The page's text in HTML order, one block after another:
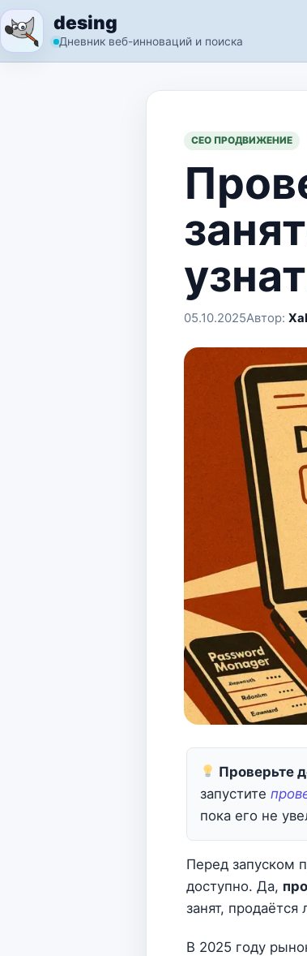
Перейти к содержимому
desing
Дневник веб-инноваций и поиска
СЕО ПРОДВИЖЕНИЕ
05.10.2025Автор: Xal
Проверьте
запустите
пока его не
Перед запуском
доступно. Да,
занят,
В 2025 году